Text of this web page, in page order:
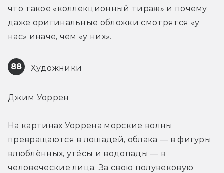
что такое «коллекционный тираж» и почему
даже оригинальные обложки смотрятся «у
нас» иначе, чем «у них».
88 Художники
Джим Уоррен
На картинах Уоррена морские волны
превращаются в лошадей, облака — в фигуры
влюблённых, утёсы и водопады — в
человеческие лица. За свою полувековую